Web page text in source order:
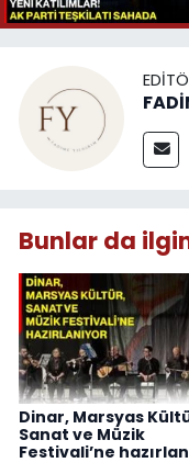
Bunlar da
Dinar, Marsyas
Sanat ve Müzik
Festivali’ne